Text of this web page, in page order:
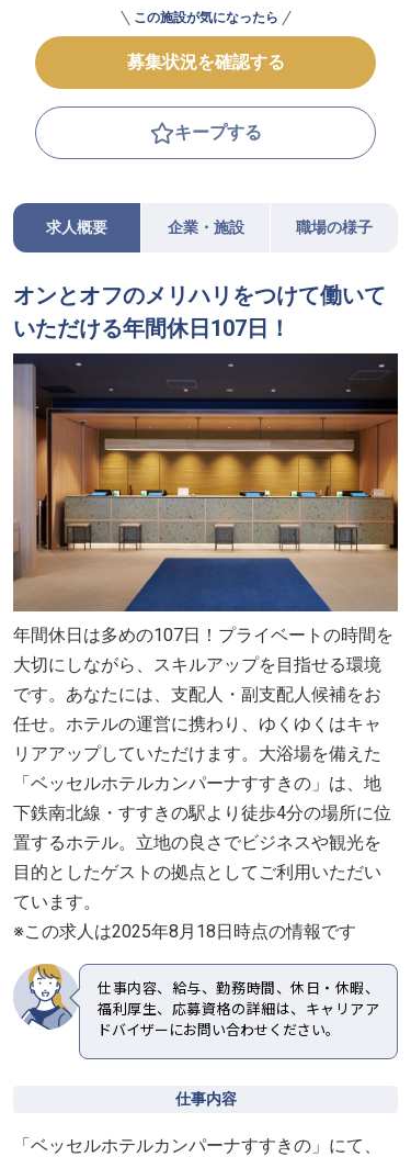
この施設が気になったら
募集状況を確認する
キープする
求人概要 企業・施設 職場の様子
オンとオフのメリハリをつけて働いて
いただける年間休日107日！
年間休日は多めの107日！プライベートの時間を
大切にしながら、スキルアップを目指せる環境
です。あなたには、支配人・副支配人候補をお
任せ。ホテルの運営に携わり、ゆくゆくはキャ
リアアップしていただけます。大浴場を備えた
「ベッセルホテルカンパーナすすきの」は、地
下鉄南北線・すすきの駅より徒歩4分の場所に位
置するホテル。立地の良さでビジネスや観光を
目的としたゲストの拠点としてご利用いただい
ています。
※この求人は2025年8月18日時点の情報です
仕事内容、給与、勤務時間、休日・休暇、
福利厚生、応募資格の詳細は、キャリアア
ドバイザーにお問い合わせください。
仕事内容
「ベッセルホテルカンパーナすすきの」にて、